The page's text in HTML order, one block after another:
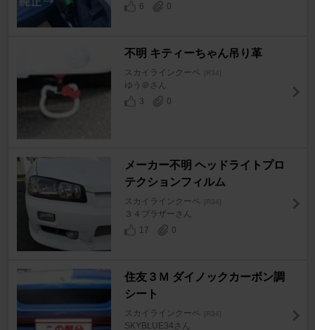
6
0
不明 キティーちゃん吊り革
スカイラインクーペ [R34]
ゆう＠さん
3
0
メーカー不明 ヘッドライトプロ
テクションフィルム
スカイラインクーペ [R34]
３４ブラザーさん
17
0
住友３Ｍ ダイノックカーボン調
シート
スカイラインクーペ [R34]
SKYBLUE34さん